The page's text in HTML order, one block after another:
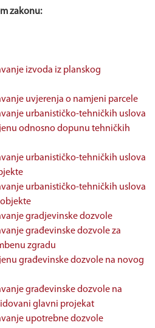
zakonu:
izvoda iz planskog
uvjerenja o namjeni parcele
urbanističko-tehničkih uslova
odnosno dopunu tehničkih
urbanističko-tehničkih uslova
urbanističko-tehničkih uslova
gradjevinske dozvole
građevinske dozvole za
zgradu
građevinske dozvole na novog
građevinske dozvole na
glavni projekat
upotrebne dozvole